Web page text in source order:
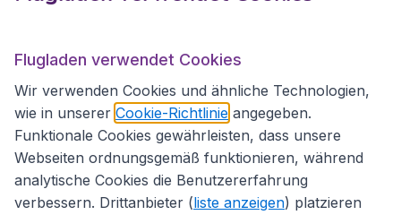
Flugladen.at
Internationale Webseiten
Flugladen verwendet Cookies
Wir verwenden Cookies und ähnliche Technologien,
wie in unserer Cookie-Richtlinie angegeben.
Funktionale Cookies gewährleisten, dass unsere
Webseiten ordnungsgemäß funktionieren, während
analytische Cookies die Benutzererfahrung
verbessern. Drittanbieter (liste anzeigen) platzieren